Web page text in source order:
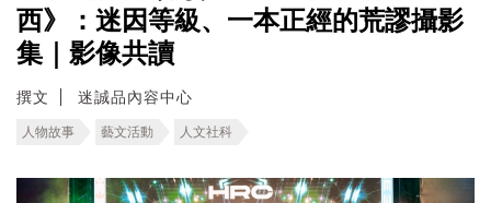
西》：迷因等級、一本正經的荒謬攝影
集｜影像共讀
撰文 迷誠品內容中心
人物故事 藝文活動 人文社科